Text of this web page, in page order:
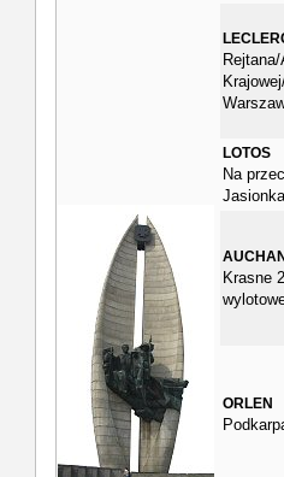
LOTOS
Na
Jasionka
Krasne
ORLEN